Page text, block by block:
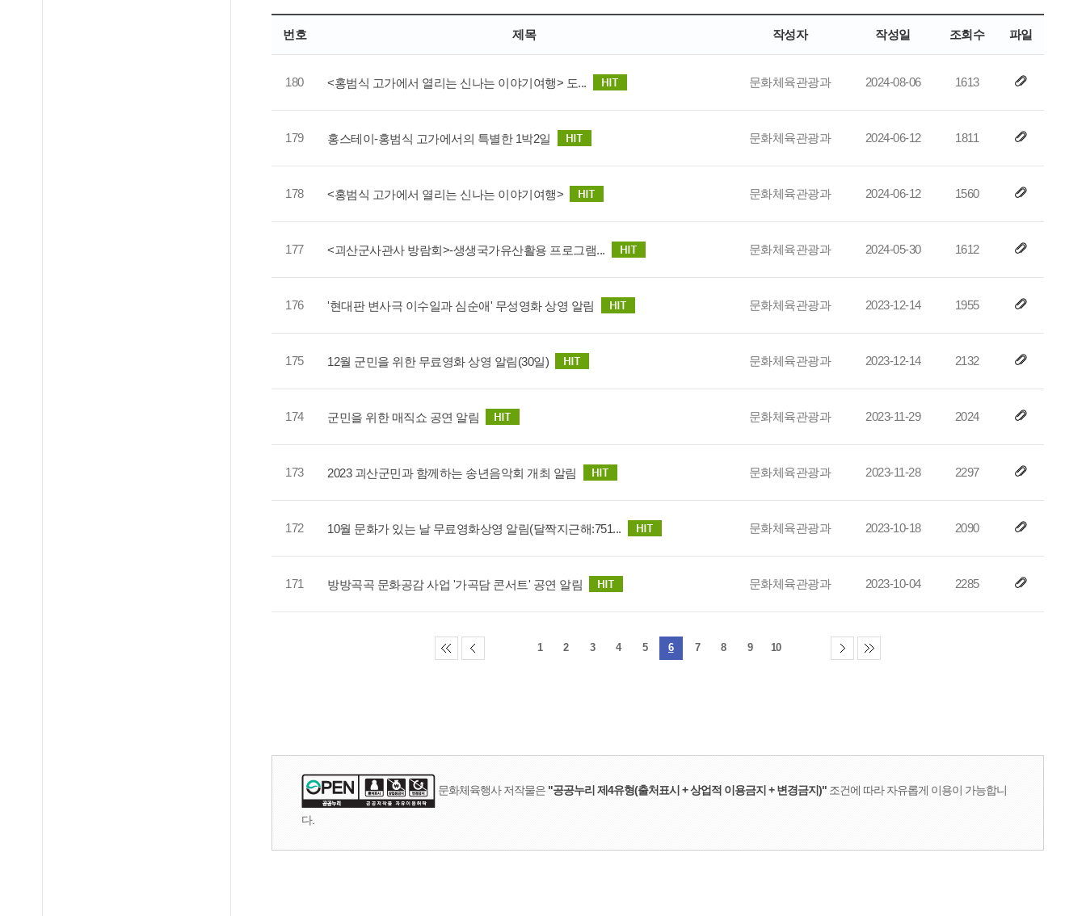
번호 제목 작성자 작성일 조회수 파일
180 <홍범식 고가에서 열리는 신나는 이야기여행> 도... 문화체육관광과 2024-08-06 1613
179 홍스테이-홍범식 고가에서의 특별한 1박2일 문화체육관광과 2024-06-12 1811
178 <홍범식 고가에서 열리는 신나는 이야기여행> 문화체육관광과 2024-06-12 1560
177 <괴산군사관사 방람회>-생생국가유산활용 프로그램... 문화체육관광과 2024-05-30 1612
176 '현대판 변사극 이수일과 심순애' 무성영화 상영 알림 문화체육관광과 2023-12-14 1955
175 12월 군민을 위한 무료영화 상영 알림(30일) 문화체육관광과 2023-12-14 2132
174 군민을 위한 매직쇼 공연 알림 문화체육관광과 2023-11-29 2024
173 2023 괴산군민과 함께하는 송년음악회 개최 알림 문화체육관광과 2023-11-28 2297
172 10월 문화가 있는 날 무료영화상영 알림(달짝지근해:751... 문화체육관광과 2023-10-18 2090
171 방방곡곡 문화공감 사업 '가곡담 콘서트' 공연 알림 문화체육관광과 2023-10-04 2285
1 2 3 4 5 6 7 8 9 10
문화체육행사 저작물은 "공공누리 제4유형(출처표시 + 상업적 이용금지 + 변경금지)" 조건에 따라 자유롭게 이용이 가능합니
다.